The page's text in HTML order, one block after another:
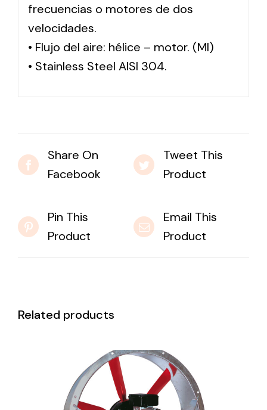
frecuencias o motores de dos
velocidades.
• Flujo del aire: hélice – motor. (MI)
• Stainless Steel AISI 304.
Share On
Facebook
Tweet This
Product
Pin This
Product
Email This
Product
Related products